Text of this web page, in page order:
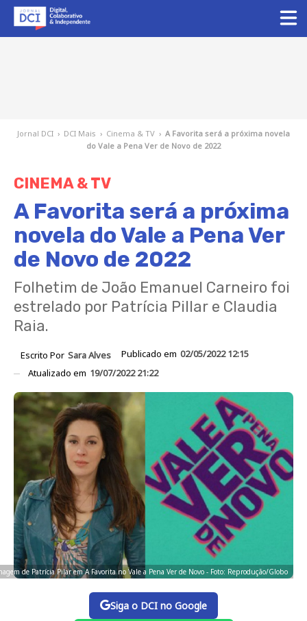
Jornal DCI › DCI Mais › Cinema & TV › A Favorita será a próxima novela
do Vale a Pena Ver de Novo de 2022
CINEMA & TV
A Favorita será a próxima
novela do Vale a Pena Ver
de Novo de 2022
Folhetim de João Emanuel Carneiro foi
estrelado por Patrícia Pillar e Claudia
Raia.
Escrito Por Sara Alves Publicado em 02/05/2022 12:15
Atualizado em 19/07/2022 21:22
de Patrícia Pilar em A Favorita no Vale a Pena Ver de Novo - Foto: Reprodução/Globo
Siga o DCI no Google